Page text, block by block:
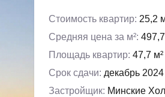
Стоимость квартир: 25,2
Средняя цена за м²:
Площадь квартир: 47,7
Срок сдачи: декабрь 2024
Застройщик: Минские